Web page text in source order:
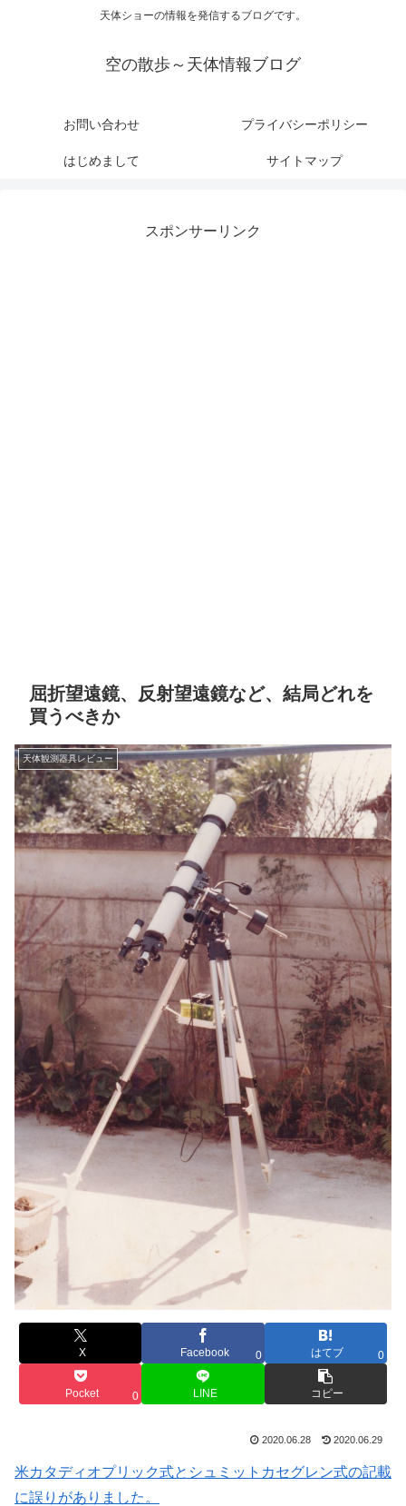
天体ショーの情報を発信するブログです。
空の散歩～天体情報ブログ
お問い合わせ プライバシーポリシー
はじめまして サイトマップ
スポンサーリンク
屈折望遠鏡、反射望遠鏡など、結局どれを
買うべきか
天体観測器具レビュー
X Facebook 0 はてブ 0
Pocket 0 LINE コピー
2020.06.28 2020.06.29
米カタディオプリック式とシュミットカセグレン式の記載
に誤りがありました。